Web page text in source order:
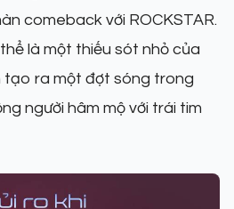
comeback với ROCKSTAR.
là một thiếu sót nhỏ của
tạo ra một đợt sóng trong
người hâm mộ với trái tim